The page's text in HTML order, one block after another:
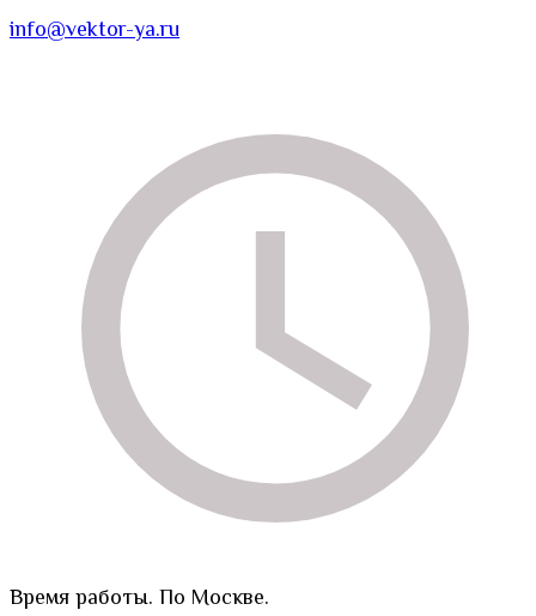
info@vektor-ya.ru
Время работы. По Москве.